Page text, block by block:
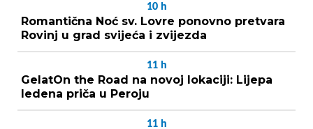
10 h
Romantična Noć sv. Lovre ponovno pretvara
Rovinj u grad svijeća i zvijezda
11 h
GelatOn the Road na novoj lokaciji: Lijepa
ledena priča u Peroju
11 h